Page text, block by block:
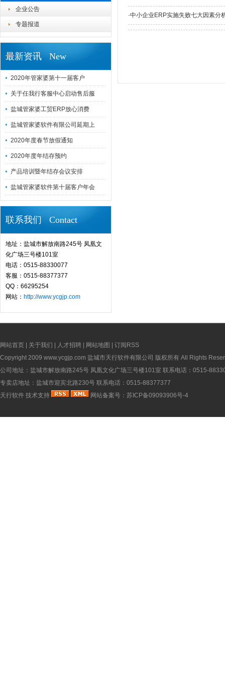
企业公告
专题报道
最新资讯 New
2020年管家婆第十一届客户
关于任我行客服中心启动售后服
盐城管家婆工贸ERP放心消费
盐城管家婆软件有限公司延期上
2020年度春节放假通知
2020年度年结存预约
产品培训暨年结存会议安排
盐城管家婆软件第十届客户年会
联系我们 Contact
地址：盐城市解放南路245号 凤凰文
化广场三号楼101室
电话：0515-88330077
客服：0515-88377377
QQ：66295254
网站： http://www.ycgjp.com
·中小企业ERP实施失败七大因素分
网站首页 关于我们 人才招聘 网站地图
订阅RSS
Copyright 2009 www.ycgjp.com 盐城市天行软件有限公司 版权所有 All Rights
公司地址：盐城市解放南路245号 凤凰文化广场三号楼101室 联系电话：0515-
专卖店地址：盐城市迎宾北路230号 联系电话：0515-88377377
天行软件 技术支持 网站备案号： 苏ICP备09093906号-4